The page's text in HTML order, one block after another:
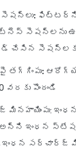
సెషన్‌లను
చేసిన
వరకు పొందండి
మినహాయింపు:
ఇంధన
ఇంధన సర్‌చార్జ్